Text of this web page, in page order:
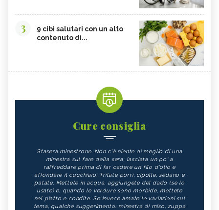
3
9 cibi salutari con un alto
contenuto di...
Cure consiglia
Stasera minestrone. Non c'è niente di meglio di una
minestra sul fare della sera, lasciata un po' a
raffreddare prima di far cadere un filo d'olio e
affondare il cucchiaio. Tritate porri, cipolle, sedano e
patate. Mettete in acqua, aggiungete del dado (se lo
usate) e, quando le verdure sono morbide, mettete
nel piatto e condite. Se invece amate le variazioni sul
tema, qualche suggerimento: minestra di miso, zuppa